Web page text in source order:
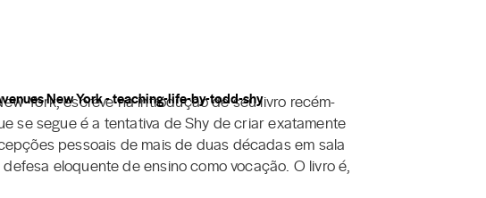
York, escreve na introdução de seu livro recém-
se segue é a tentativa de Shy de criar exatamente
pessoais de mais de duas décadas em sala
eloquente de ensino como vocação. O livro é,